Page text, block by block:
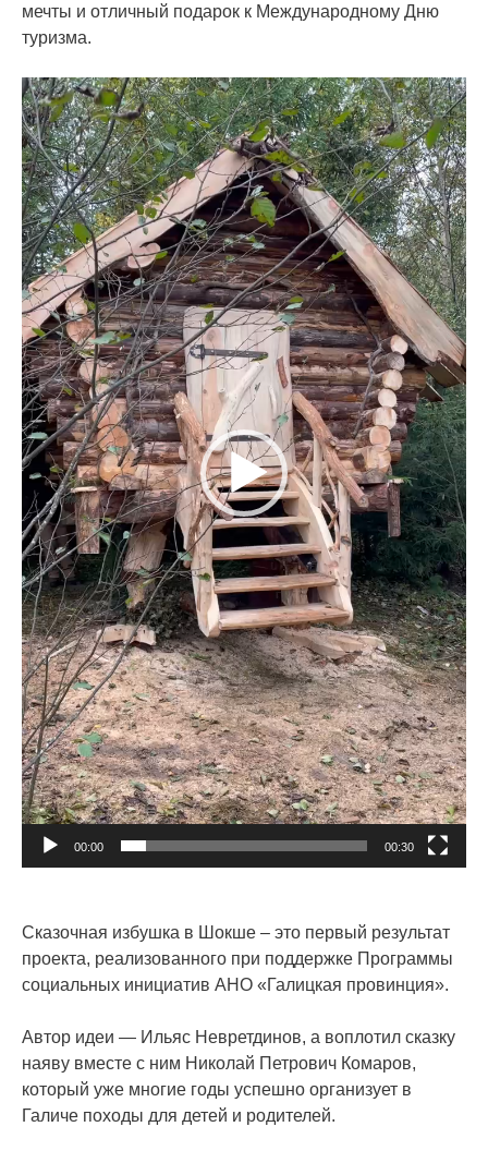
мечты и отличный подарок к Международному Дню
туризма.
Видеоплеер
00:00 00:30
Сказочная избушка в Шокше – это первый результат
проекта, реализованного при поддержке Программы
социальных инициатив АНО «Галицкая провинция».
Автор идеи — Ильяс Невретдинов, а воплотил сказку
наяву вместе с ним Николай Петрович Комаров,
который уже многие годы успешно организует в
Галиче походы для детей и родителей.